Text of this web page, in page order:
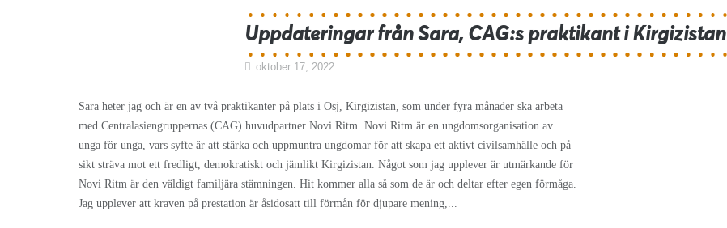
Uppdateringar från Sara, CAG:s praktikant i Kirgizistan
oktober 17, 2022
Sara heter jag och är en av två praktikanter på plats i Osj, Kirgizistan, som under fyra månader ska arbeta
med Centralasiengruppernas (CAG) huvudpartner Novi Ritm. Novi Ritm är en ungdomsorganisation av
unga för unga, vars syfte är att stärka och uppmuntra ungdomar för att skapa ett aktivt civilsamhälle och på
sikt sträva mot ett fredligt, demokratiskt och jämlikt Kirgizistan. Något som jag upplever är utmärkande för
Novi Ritm är den väldigt familjära stämningen. Hit kommer alla så som de är och deltar efter egen förmåga.
Jag upplever att kraven på prestation är åsidosatt till förmån för djupare mening,...